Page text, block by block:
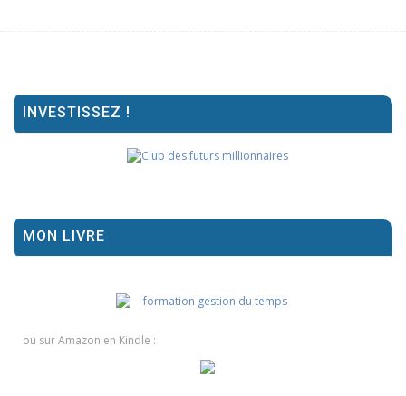
INVESTISSEZ !
MON LIVRE
ou sur Amazon en Kindle :